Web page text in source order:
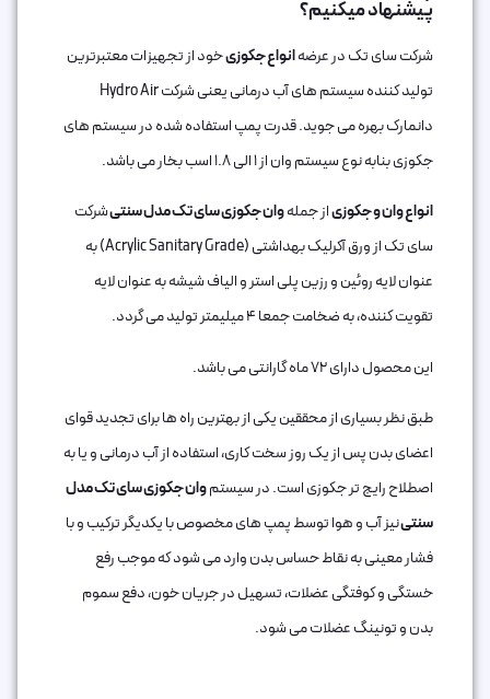
پیشنهاد میکنیم؟
شرکت سای تک در عرضهانواع جکوزیخود از تجهیزات معتبرترین
تولید کننده سیستم های آب درمانی یعنی شرکت Hydro Air
دانمارک بهره می جوید. قدرت پمپ استفاده شده در سیستم های
جکوزی بنابه نوع سیستم وان از 1 الی 1.8 اسب بخار می باشد.
انواع وان و جکوزیاز جملهوان جکوزی سای تک مدل سنتیشرکت
سای تک از ورق آکرلیک بهداشتی (Acrylic Sanitary Grade) به
عنوان لایه روئین و رزین پلی استر و الیاف شیشه به عنوان لایه
تقویت کننده، به ضخامت جمعا 4 میلیمتر تولید می گردد.
این محصول دارای 72 ماه گارانتی می باشد.
طبق نظر بسیاری از محققین یکی از بهترین راه ها برای تجدید قوای
اعضای بدن پس از یک روز سخت کاری، استفاده از آب درمانی و یا به
اصطلاح رایج تر جکوزی است. در سیستموان جکوزی سای تک مدل
سنتینیز آب و هوا توسط پمپ های مخصوص با یکدیگر ترکیب و با
فشار معینی به نقاط حساس بدن وارد می شود که موجب رفع
خستگی و کوفتگی عضلات، تسهیل در جریان خون، دفع سموم
بدن و تونینگ عضلات می شود.